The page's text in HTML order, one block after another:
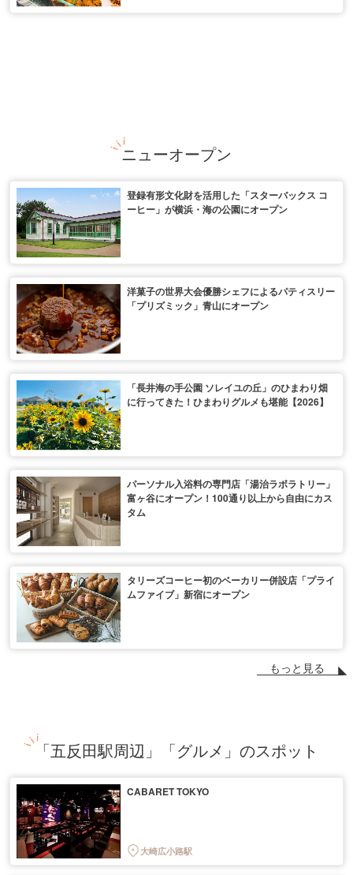
ニューオープン
登録有形文化財を活用した「スターバックス コ
ーヒー」が横浜・海の公園にオープン
洋菓子の世界大会優勝シェフによるパティスリー
「プリズミック」青山にオープン
「長井海の手公園 ソレイユの丘」のひまわり畑
に行ってきた！ひまわりグルメも堪能【2026】
パーソナル入浴料の専門店「湯治ラボラトリー」
富ヶ谷にオープン！100通り以上から自由にカス
タム
タリーズコーヒー初のベーカリー併設店「プライ
ムファイブ」新宿にオープン
もっと見る
「五反田駅周辺」「グルメ」のスポット
CABARET TOKYO
大崎広小路駅